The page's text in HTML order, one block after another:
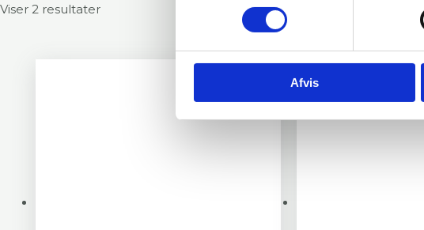
Afvis
Viser 2 resultater